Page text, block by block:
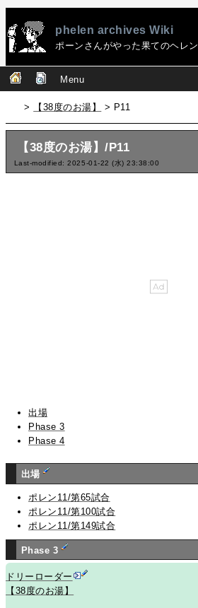
phelen archives Wiki
ポーンさんがやった果てのヘレン
Menu
> 【38度のお湯】 > P11
【38度のお湯】/P11
Last-modified: 2025-01-22 (水) 23:38:00
出場
Phase 3
Phase 4
出場
ポレン11/第65試合
ポレン11/第100試合
ポレン11/第149試合
Phase 3
ドリーローダー
【38度のお湯】